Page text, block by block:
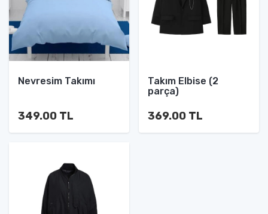
Nevresim Takımı
349.00 TL
Takım Elbise (2
parça)
369.00 TL